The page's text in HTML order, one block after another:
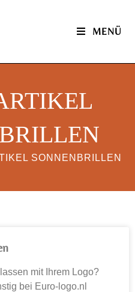
MENÜ
SONNENBRILLEN
mit Ihrem Logo?
bei Euro-logo.nl